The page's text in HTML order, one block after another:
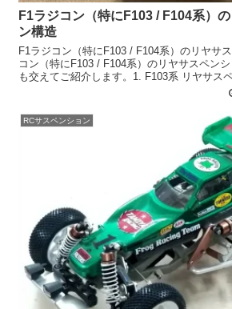
F1ラジコン（特にF103 / F104系）
ン構造
F1ラジコン（特にF103 / F104系）のリヤサ
コン（特にF103 / F104系）のリヤサスペン
も交えてご紹介します。1. F103系 リヤサス
RCサスペンション